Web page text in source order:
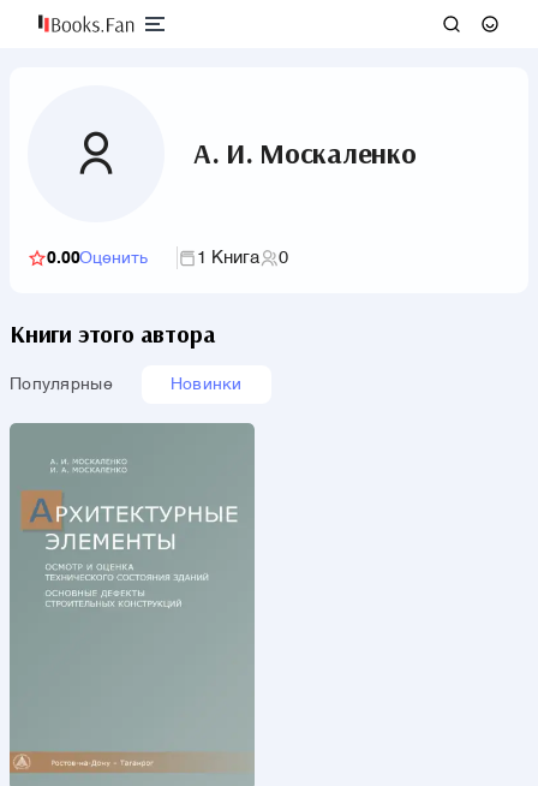
А. И. Москаленко
0.00Оценить 1 Книга 0
Книги этого автора
Популярные Новинки